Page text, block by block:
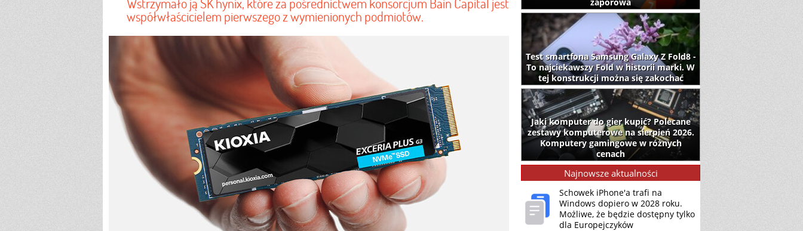
współwłaścicielem pierwszego z wymienionych podmiotów.
Test smartfona Samsung Galaxy Z Fold8 -
To najciekawszy Fold w historii marki. W
tej konstrukcji można się zakochać
Jaki komputer do gier kupić? Polecane
zestawy komputerowe na sierpień 2026.
Komputery gamingowe w różnych
cenach
Najnowsze aktualności
Schowek iPhone'a trafi na
Windows dopiero w 2028 roku.
Możliwe, że będzie dostępny tylko
dla Europejczyków